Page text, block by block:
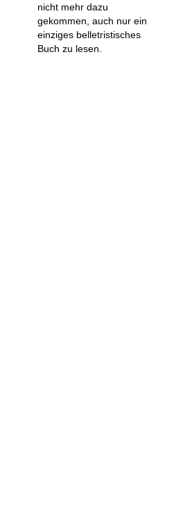
nicht mehr dazu
gekommen, auch nur ein
einziges belletristisches
Buch zu lesen.